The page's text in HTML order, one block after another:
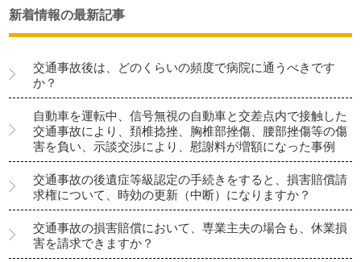
新着情報の最新記事
交通事故後は、どのくらいの頻度で病院に通うべきです
か？
自動車を運転中、信号無視の自動車と交差点内で接触した
交通事故により、頚椎捻挫、胸椎部挫傷、腰部挫傷等の傷
害を負い、示談交渉により、慰謝料が増額になった事例
交通事故の後遺症等級認定の手続きをすると、損害賠償請
求権について、時効の更新（中断）になりますか？
交通事故の損害賠償において、専業主夫の場合も、休業損
害を請求できますか？